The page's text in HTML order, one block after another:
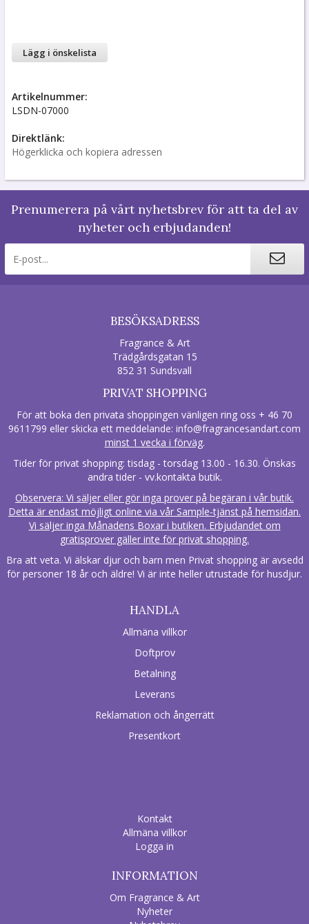
Lägg i önskelista
Artikelnummer:
LSDN-07000
Direktlänk:
Högerklicka och kopiera adressen
Prenumerera på vårt nyhetsbrev för att ta del av
nyheter och erbjudanden!
BESÖKSADRESS
Fragrance & Art
Trädgårdsgatan 15
852 31 Sundsvall
PRIVAT SHOPPING
För att boka den privata shoppingen vänligen ring oss + 46 70
9611799 eller skicka ett meddelande: info@fragrancesandart.com
minst 1 vecka i förväg.
Tider för privat shopping: tisdag - torsdag 13.00 - 16.30. Önskas
andra tider - vv.kontakta butik.
Observera: Vi säljer eller gör inga prover på begäran i vår butik.
Detta är endast möjligt online via vår Sample-tjänst på hemsidan.
Vi säljer inga Månadens Boxar i butiken. Erbjudandet om
gratisprover gäller inte för privat shopping.
Bra att veta. Vi älskar djur och barn men Privat shopping är avsedd
för personer 18 år och äldre! Vi är inte heller utrustade för husdjur.
HANDLA
Allmäna villkor
Doftprov
Betalning
Leverans
Reklamation och ångerrätt
Presentkort
Kontakt
Allmäna villkor
Logga in
INFORMATION
Om Fragrance & Art
Nyheter